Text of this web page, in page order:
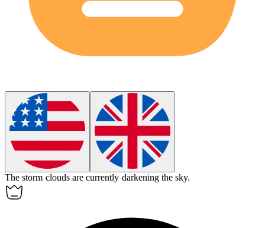
The storm clouds are currently darkening the sky.